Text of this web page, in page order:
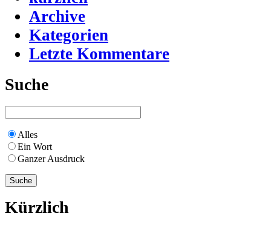
Archive
Kategorien
Letzte Kommentare
Suche
Alles
Ein Wort
Ganzer Ausdruck
Kürzlich